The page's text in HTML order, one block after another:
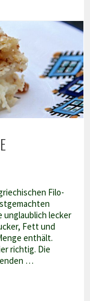
Filo-
lecker
Fett und
enthält.
richtig. Die
…